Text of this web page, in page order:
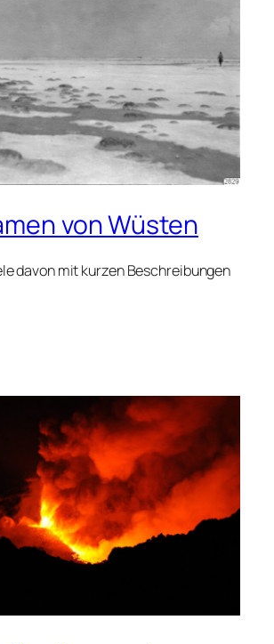
von Wüsten
davon mit kurzen Beschreibungen